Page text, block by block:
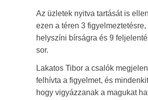
Az üzletek nyitva tartását is
ezen a téren 3 figyelmeztetésre,
helyszíni bírságra és 9
sor.
Lakatos Tibor a csalók
felhívta a figyelmet, és
hogy vigyázzanak a magukat